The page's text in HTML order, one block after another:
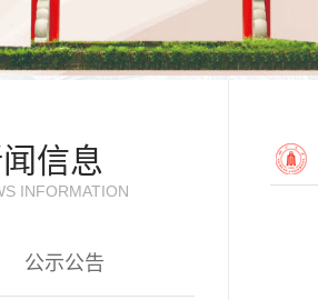
信息
INFORMATION
公示公告